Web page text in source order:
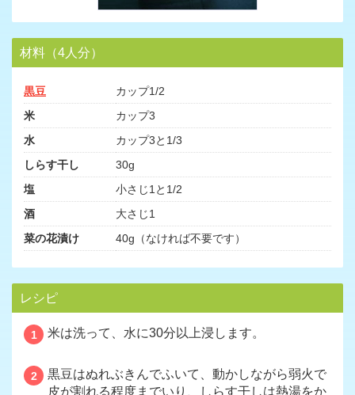
材料（4人分）
黒豆
カップ1/2
米
カップ3
水
カップ3と1/3
しらす干し
30g
塩
小さじ1と1/2
酒
大さじ1
菜の花漬け
40g（なければ不要です）
レシピ
1 米は洗って、水に30分以上浸します。
2
黒豆はぬれぶきんでふいて、動かしながら弱火で
皮が割れる程度までいり、しらす干しは熱湯をか